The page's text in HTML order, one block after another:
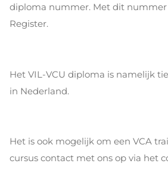
diploma nummer. Met dit nummer
Register.
Het VIL-VCU diploma is namelijk
in Nederland.
Het is ook mogelijk om een VCA
cursus contact met ons op via het